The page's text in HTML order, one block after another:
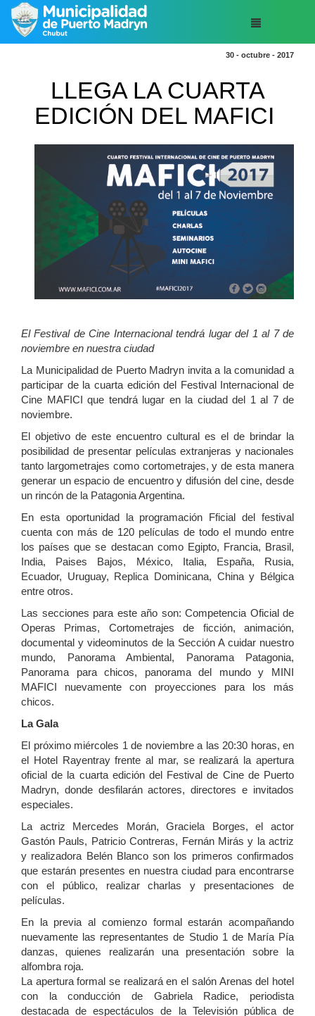
30 - octubre - 2017
LLEGA LA CUARTA
EDICIÓN DEL MAFICI
El Festival de Cine Internacional tendrá lugar del 1 al 7 de
noviembre en nuestra ciudad
La Municipalidad de Puerto Madryn invita a la comunidad a
participar de la cuarta edición del Festival Internacional de
Cine MAFICI que tendrá lugar en la ciudad del 1 al 7 de
noviembre.
El objetivo de este encuentro cultural es el de brindar la
posibilidad de presentar películas extranjeras y nacionales
tanto largometrajes como cortometrajes, y de esta manera
generar un espacio de encuentro y difusión del cine, desde
un rincón de la Patagonia Argentina.
En esta oportunidad la programación Fficial del festival
cuenta con más de 120 películas de todo el mundo entre
los países que se destacan como Egipto, Francia, Brasil,
India, Paises Bajos, México, Italia, España, Rusia,
Ecuador, Uruguay, Replica Dominicana, China y Bélgica
entre otros.
Las secciones para este año son: Competencia Oficial de
Operas Primas, Cortometrajes de ficción, animación,
documental y videominutos de la Sección A cuidar nuestro
mundo, Panorama Ambiental, Panorama Patagonia,
Panorama para chicos, panorama del mundo y MINI
MAFICI nuevamente con proyecciones para los más
chicos.
La Gala
El próximo miércoles 1 de noviembre a las 20:30 horas, en
el Hotel Rayentray frente al mar, se realizará la apertura
oficial de la cuarta edición del Festival de Cine de Puerto
Madryn, donde desfilarán actores, directores e invitados
especiales.
La actriz Mercedes Morán, Graciela Borges, el actor
Gastón Pauls, Patricio Contreras, Fernán Mirás y la actriz
y realizadora Belén Blanco son los primeros confirmados
que estarán presentes en nuestra ciudad para encontrarse
con el público, realizar charlas y presentaciones de
películas.
En la previa al comienzo formal estarán acompañando
nuevamente las representantes de Studio 1 de María Pía
danzas, quienes realizarán una presentación sobre la
alfombra roja.
La apertura formal se realizará en el salón Arenas del hotel
con la conducción de Gabriela Radice, periodista
destacada de espectáculos de la Televisión pública de